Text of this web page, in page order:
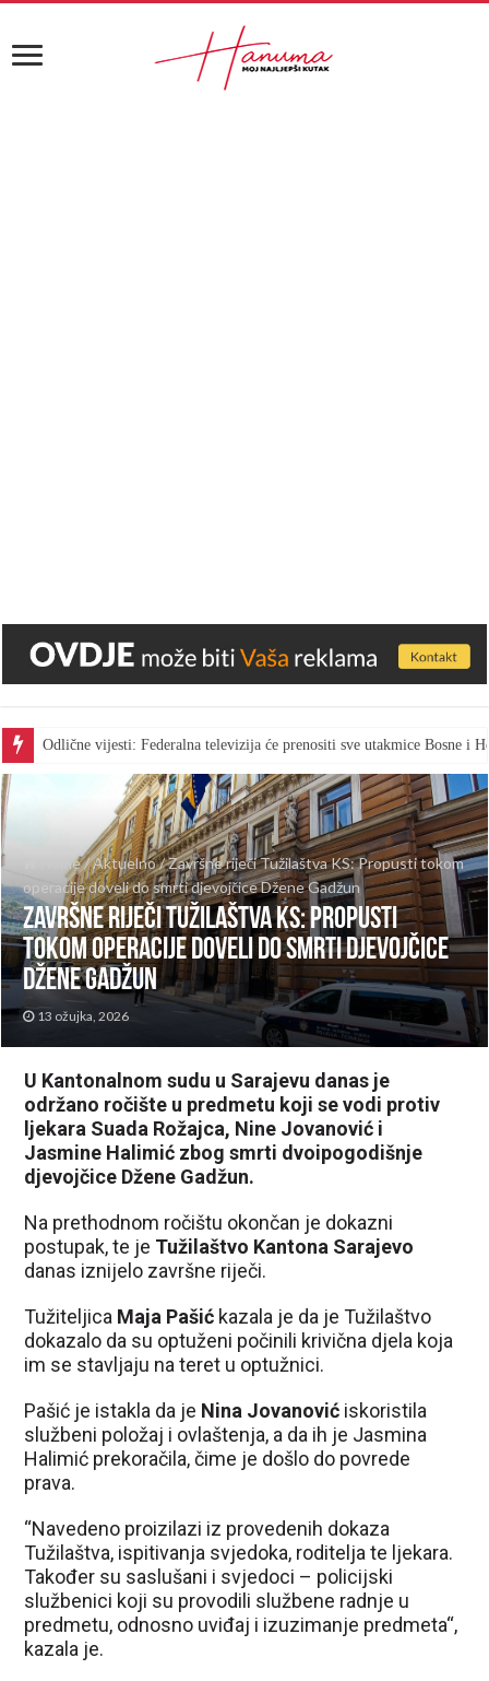
Odlične vijesti: Federalna televizija će prenositi sve utakmice Bosne i
Home/Aktuelno/Završne riječi Tužilaštva KS: Propusti tokom
operacije doveli do smrti djevojčice Džene Gadžun
Završne riječi Tužilaštva KS: Propusti
tokom operacije doveli do smrti djevojčice
Džene Gadžun
13 ožujka, 2026
U Kantonalnom sudu u Sarajevu danas je
održano ročište u predmetu koji se vodi protiv
ljekara Suada Rožajca, Nine Jovanović i
Jasmine Halimić zbog smrti dvoipogodišnje
djevojčice Džene Gadžun.
Na prethodnom ročištu okončan je dokazni
postupak, te je Tužilaštvo Kantona Sarajevo
danas iznijelo završne riječi.
Tužiteljica Maja Pašić kazala je da je Tužilaštvo
dokazalo da su optuženi počinili krivična djela koja
im se stavljaju na teret u optužnici.
Pašić je istakla da je Nina Jovanović iskoristila
službeni položaj i ovlaštenja, a da ih je Jasmina
Halimić prekoračila, čime je došlo do povrede
prava.
“Navedeno proizilazi iz provedenih dokaza
Tužilaštva, ispitivanja svjedoka, roditelja te ljekara.
Također su saslušani i svjedoci – policijski
službenici koji su provodili službene radnje u
predmetu, odnosno uviđaj i izuzimanje predmeta“,
kazala je.